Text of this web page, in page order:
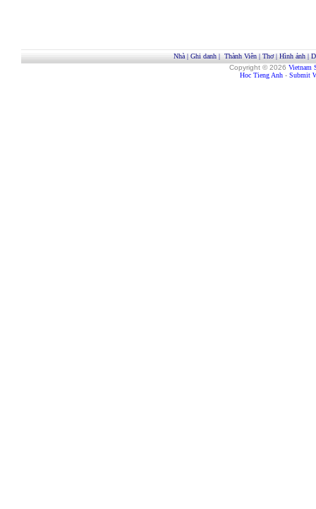
Nhà| Ghi danh| Thành Viên| Thơ| Hình ảnh|
Copyright © 2026 Vietnam
Hoc Tieng Anh - Submit